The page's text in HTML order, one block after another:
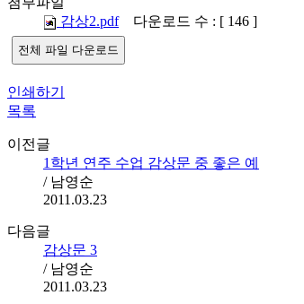
감상2.pdf다운로드 수 : [ 146 ]
전체 파일 다운로드
인쇄하기
목록
이전글
1학년 연주 수업 감상문 중 좋은 예
/ 남영순
2011.03.23
다음글
감상문 3
/ 남영순
2011.03.23